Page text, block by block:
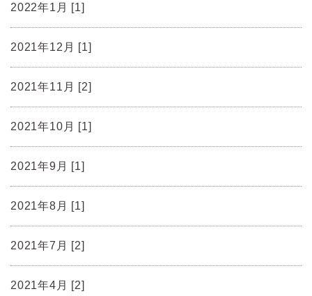
2022年1月 [1]
2021年12月 [1]
2021年11月 [2]
2021年10月 [1]
2021年9月 [1]
2021年8月 [1]
2021年7月 [2]
2021年4月 [2]